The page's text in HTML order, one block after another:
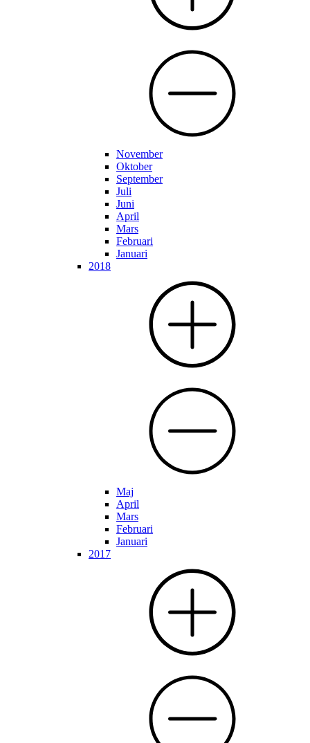
November
Oktober
September
Juli
Juni
April
Mars
Februari
Januari
2018
Maj
April
Mars
Februari
Januari
2017